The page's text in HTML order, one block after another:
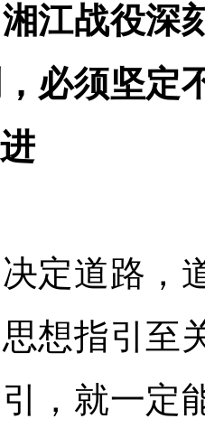
战役深刻
必须坚定
道路，道
想指引至
，就一定